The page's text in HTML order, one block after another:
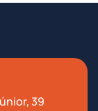
39